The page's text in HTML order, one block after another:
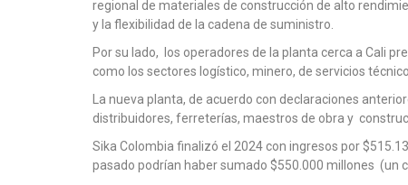
regional de materiales de construcción de alto
y la flexibilidad de la cadena de suministro.
Por su lado, los operadores de la planta cerca a Cali
como los sectores logístico, minero, de servicios
La nueva planta, de acuerdo con declaraciones
distribuidores, ferreterías, maestros de obra y
Sika Colombia finalizó el 2024 con ingresos por
pasado podrían haber sumado $550.000 millones (un